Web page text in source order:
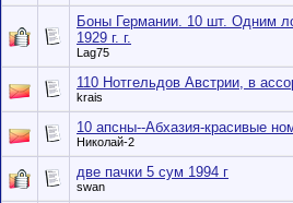
Боны Германии. 10 шт. Одним
1929 г. г.
Lag75
110 Нотгельдов Австрии, в
krais
10 апсны--Абхазия-красивые
Николай-2
две пачки 5 сум 1994 г
swan